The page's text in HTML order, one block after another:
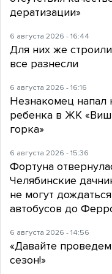
дератизации»
6 августа 2026 - 16:44
Для них же
все разнесли
6 августа 2026 - 16:16
Незнакомец напал
ребенка в ЖК
горка»
6 августа 2026 - 15:36
Фортуна
Челябинские
не могут дождаться
автобусов до
6 августа 2026 - 14:56
«Давайте
сезон!»